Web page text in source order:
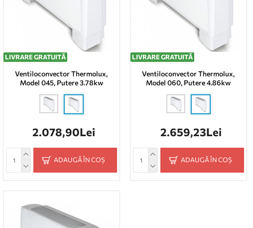
LIVRARE GRATUITĂ
Ventiloconvector Thermolux,
Model 045, Putere 3.78kw
2.078,90Lei
ADAUGĂ ÎN COȘ
LIVRARE GRATUITĂ
Ventiloconvector Thermolux,
Model 060, Putere 4.86kw
2.659,23Lei
ADAUGĂ ÎN COȘ